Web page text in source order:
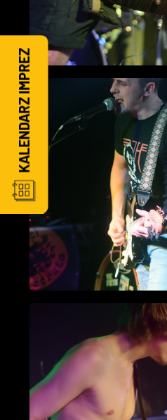
KALENDARZ IMPREZ